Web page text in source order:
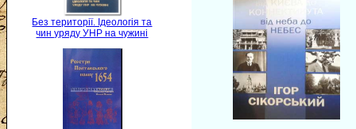
Без території. Ідеологія та
чин уряду УНР на чужині